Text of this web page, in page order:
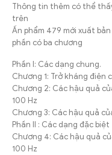
Thông tin thêm có thể
trên
Ấn phẩm 479 mới xuất
phần có ba chương
Phần I: Các dạng chung.
Chương 1: Trở kháng điện
Chương 2: Các hậu quả
100 Hz
Chương 3: Các hậu quả
Phần II : Các dạng đặc biệt
Chương 4: Các hậu quả
100 Hz